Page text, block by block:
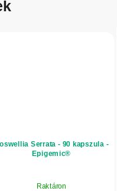
Serrata - 90 kapszula -
Epigemic®
Raktáron